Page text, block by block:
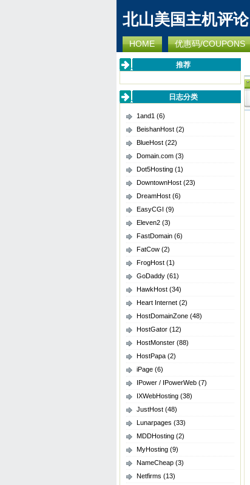
北山美国主机评论
HOME 优惠码/COUPONS
推荐
日志分类
1and1 (6)
BeishanHost (2)
BlueHost (22)
Domain.com (3)
Dot5Hosting (1)
DowntownHost (23)
DreamHost (6)
EasyCGI (9)
Eleven2 (3)
FastDomain (6)
FatCow (2)
FrogHost (1)
GoDaddy (61)
HawkHost (34)
Heart Internet (2)
HostDomainZone (48)
HostGator (12)
HostMonster (88)
HostPapa (2)
iPage (6)
IPower / IPowerWeb (7)
IXWebHosting (38)
JustHost (48)
Lunarpages (33)
MDDHosting (2)
MyHosting (9)
NameCheap (3)
Netfirms (13)